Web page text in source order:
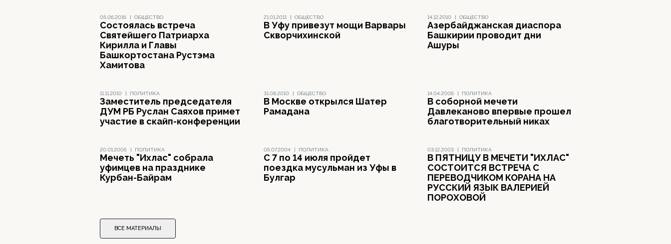
05.06.2016 | ОБЩЕСТВО
Состоялась встреча
Святейшего Патриарха
Кирилла и Главы
Башкортостана Рустэма
Хамитова
21.01.2011 | ОБЩЕСТВО
В Уфу привезут мощи Варвары
Скворчихинской
14.12.2010 | ОБЩЕСТВО
Азербайджанская диаспора
Башкирии проводит дни
Ашуры
11.11.2010 | ПОЛИТИКА
Заместитель председателя
ДУМ РБ Руслан Саяхов примет
участие в скайп-конференции
31.08.2010 | ОБЩЕСТВО
В Москве открылся Шатер
Рамадана
14.04.2006 | ПОЛИТИКА
В соборной мечети
Давлеканово впервые прошел
благотворительный никах
20.01.2005 | ПОЛИТИКА
Мечеть "Ихлас" собрала
уфимцев на празднике
Курбан-Байрам
05.07.2004 | ПОЛИТИКА
С 7 по 14 июля пройдет
поездка мусульман из Уфы в
Булгар
03.12.2003 | ПОЛИТИКА
В ПЯТНИЦУ В МЕЧЕТИ "ИХЛАС"
СОСТОИТСЯ ВСТРЕЧА С
ПЕРЕВОДЧИКОМ КОРАНА НА
РУССКИЙ ЯЗЫК ВАЛЕРИЕЙ
ПОРОХОВОЙ
ВСЕ МАТЕРИАЛЫ